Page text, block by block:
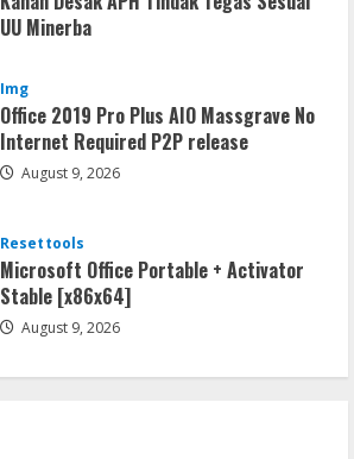
UU Minerba
Img
Office 2019 Pro Plus AIO Massgrave No
Internet Required P2P release
August 9, 2026
Resettools
Microsoft Office Portable + Activator
Stable [x86x64]
August 9, 2026